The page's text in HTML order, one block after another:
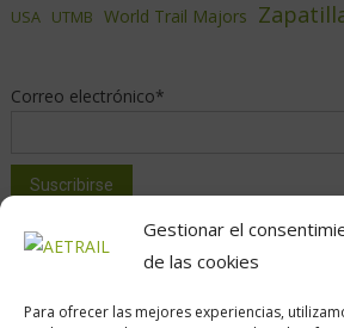
Gestionar el
de las cookies
Para ofrecer las mejores experiencias,
USA UTMB World Trail Majors
Correo electrónico*